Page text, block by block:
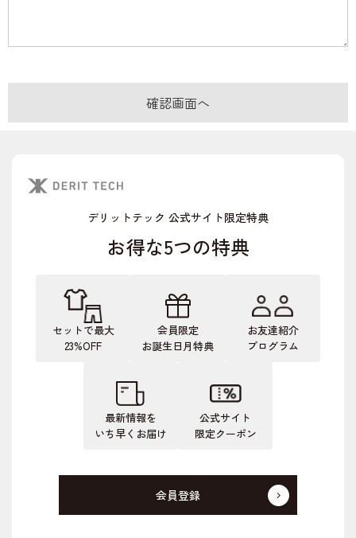
デリットテック 公式サイト限定特典
お得な5つの特典
セットで最大
23%OFF
会員限定
お誕生日月特典
お友達紹介
プログラム
最新情報を
いち早くお届け
公式サイト
限定クーポン
会員登録